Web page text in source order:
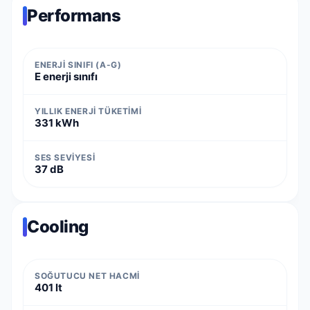
Performans
ENERJI SINIFI (A-G)
E enerji sınıfı
YILLIK ENERJI TÜKETIMI
331 kWh
SES SEVIYESI
37 dB
Cooling
SOĞUTUCU NET HACMI
401 lt